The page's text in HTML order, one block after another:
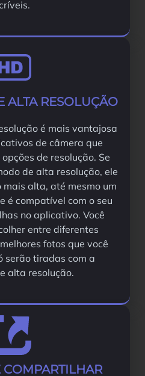
ALTA RESOLUÇÃO
é mais vantajosa
de câmera que
de resolução. Se
de alta resolução, ele
alta, até mesmo um
é compatível com o seu
no aplicativo. Você
entre diferentes
fotos que você
serão tiradas com a
alta resolução.
COMPARTILHAR